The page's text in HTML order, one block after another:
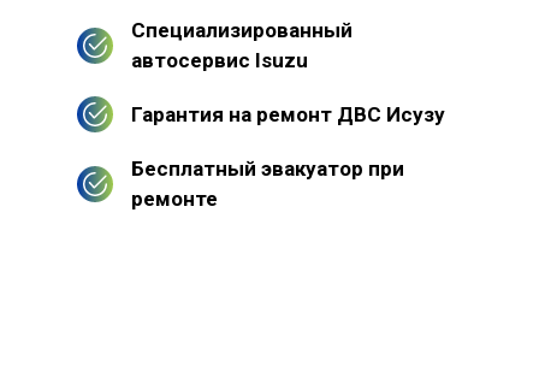
Специализированный
автосервис Isuzu
Гарантия на ремонт ДВС Исузу
Бесплатный эвакуатор при
ремонте